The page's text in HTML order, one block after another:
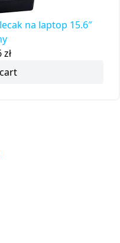
na laptop 15.6″
zł